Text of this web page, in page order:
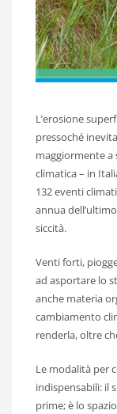
L’erosione
pressoché
maggiormente a
climatica – in
132 eventi
annua
siccità.
Venti forti,
ad asportare lo
anche materia
cambiamento
renderla, oltre
Le modalità per
indispensabili: il
prime; è lo